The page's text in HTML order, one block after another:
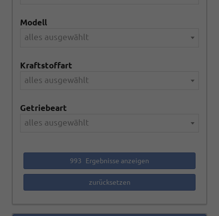
Modell
alles ausgewählt
Kraftstoffart
alles ausgewählt
Getriebeart
alles ausgewählt
993 Ergebnisse anzeigen
zurücksetzen